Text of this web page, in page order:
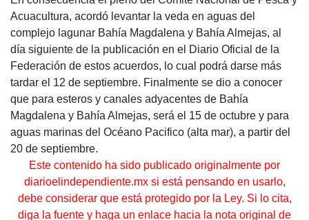
Acuacultura, acordó levantar la veda en aguas del
complejo lagunar Bahía Magdalena y Bahía Almejas, al
día siguiente de la publicación en el Diario Oficial de la
Federación de estos acuerdos, lo cual podrá darse más
tardar el 12 de septiembre. Finalmente se dio a conocer
que para esteros y canales adyacentes de Bahía
Magdalena y Bahía Almejas, será el 15 de octubre y para
aguas marinas del Océano Pacifico (alta mar), a partir del
20 de septiembre.
Este contenido ha sido publicado originalmente por
diarioelindependiente.mx si está pensando en usarlo,
debe considerar que está protegido por la Ley. Si lo cita,
diga la fuente y haga un enlace hacia la nota original de